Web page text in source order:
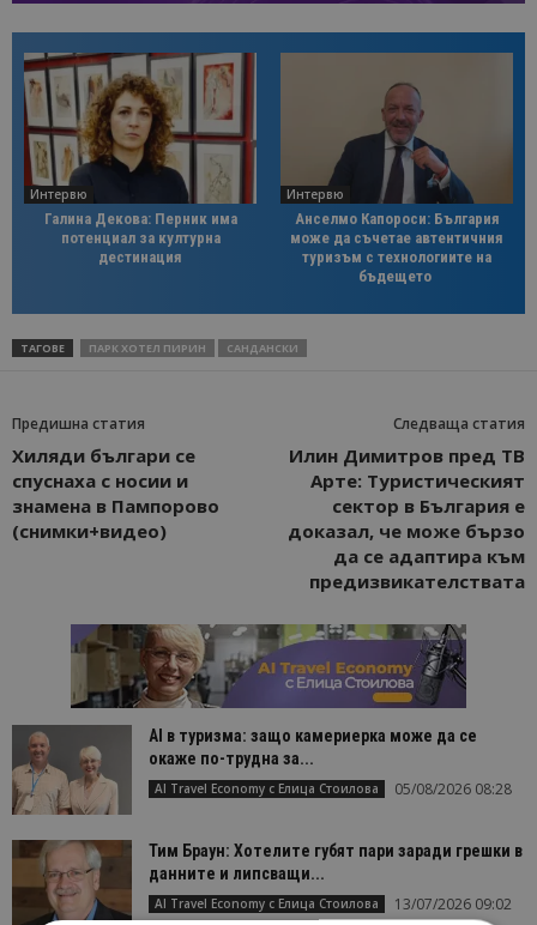
Интервю
Галина Декова: Перник има
потенциал за културна
дестинация
Интервю
Анселмо Капороси: България
може да съчетае автентичния
туризъм с технологиите на
бъдещето
ТАГОВЕ ПАРК ХОТЕЛ ПИРИН САНДАНСКИ
Предишна статия
Хиляди българи се
спуснаха с носии и
знамена в Пампорово
(снимки+видео)
Следваща статия
Илин Димитров пред ТВ
Арте: Tуристическият
сектор в България е
доказал, че може бързо
да се адаптира към
предизвикателствата
AI в туризма: защо камериерка може да се
окаже по-трудна за...
AI Travel Economy с Елица Стоилова 05/08/2026 08:28
Тим Браун: Хотелите губят пари заради грешки в
данните и липсващи...
AI Travel Economy с Елица Стоилова 13/07/2026 09:02